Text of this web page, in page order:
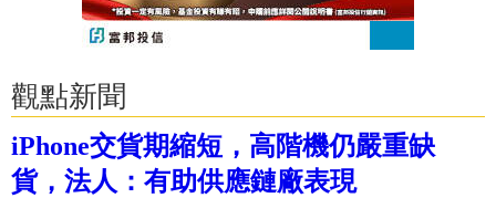
觀點新聞
iPhone交貨期縮短，高階機仍嚴重缺
貨，法人：有助供應鏈廠表現